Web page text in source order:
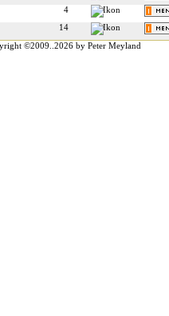
4
14
©2009..2026 by Peter Meyland